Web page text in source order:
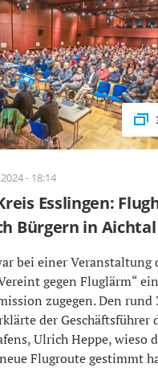
- 18:14
Esslingen:
Bürgern in Aichtal
bei einer Veranstaltung
gegen Fluglärm“
zugegen. Den rund
der Geschäftsführer
Ulrich Heppe, wieso
Flugroute gestimmt